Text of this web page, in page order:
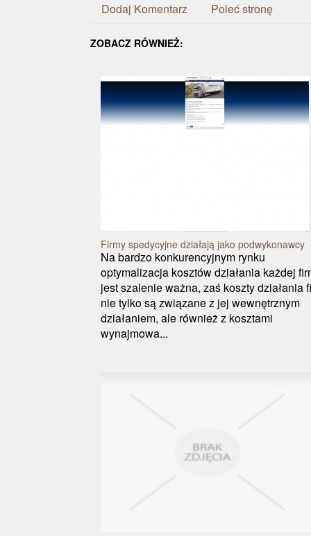
Dodaj Komentarz Poleć stronę
ZOBACZ RÓWNIEŻ:
Firmy spedycyjne działają jako podwykonawcy
Na bardzo konkurencyjnym rynku
optymalizacja kosztów działania każdej
jest szalenie ważna, zaś koszty działania
nie tylko są związane z jej wewnętrznym
działaniem, ale również z kosztami
wynajmowa...